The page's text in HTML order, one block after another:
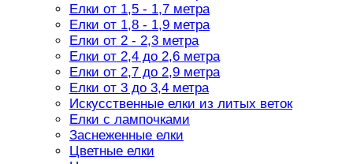
Елки от 1,5 - 1,7 метра
Елки от 1,8 - 1,9 метра
Елки от 2 - 2,3 метра
Елки от 2,4 до 2,6 метра
Елки от 2,7 до 2,9 метра
Елки от 3 до 3,4 метра
Искусственные елки из литых веток
Елки с лампочками
Заснеженные елки
Цветные елки